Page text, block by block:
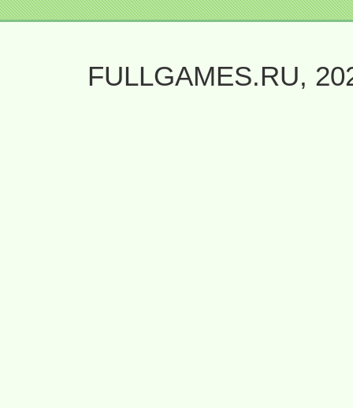
FULLGAMES.RU,